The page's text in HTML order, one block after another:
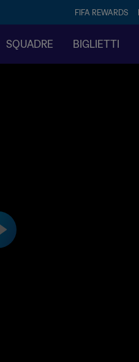
FIFA REWARDS
SQUADRE BIGLIETTI